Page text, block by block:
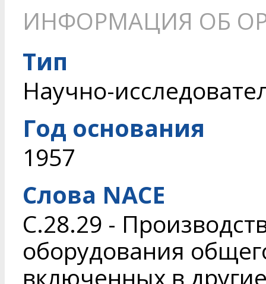
ИНФОРМАЦИЯ ОБ
Тип
Научно-
Год основания
1957
Слова NACE
C.28.29 -
оборудования
включенных в